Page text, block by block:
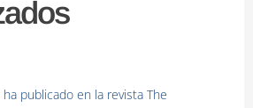
publicado en la revista The